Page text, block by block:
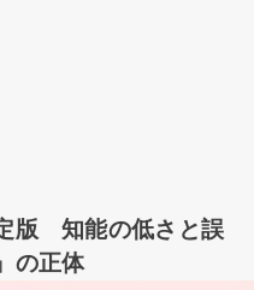
版 知能の低さと誤
の正体